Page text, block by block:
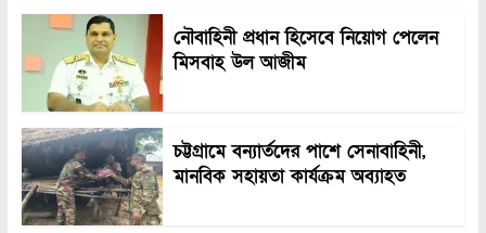
নৌবাহিনী প্রধান হিসেবে নিয়োগ পেলেন
মিসবাহ উল আজীম
চট্টগ্রামে বন্যার্তদের পাশে সেনাবাহিনী,
মানবিক সহায়তা কার্যক্রম অব্যাহত